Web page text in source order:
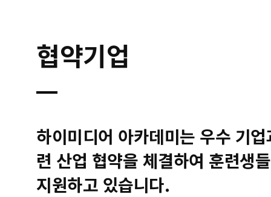
협약기업
하이미디어 아카데미는 우수 기
련 산업 협약을 체결하여 훈련생
지원하고 있습니다.